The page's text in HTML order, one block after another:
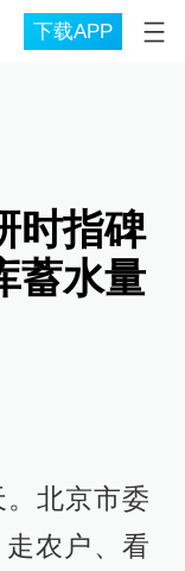
下载APP
时指碑
蓄水量
北京市委
农户、看